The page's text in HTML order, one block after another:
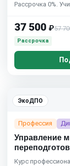
Рассрочка 0%.
37 500 ₽57
Рассрочка
ЭкоДПО
Профессия
Управление
Курс